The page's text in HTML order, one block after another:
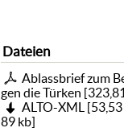
Dateien
Ablassbrief zum
gen die Türken [
ALTO-XML [
89 kb]